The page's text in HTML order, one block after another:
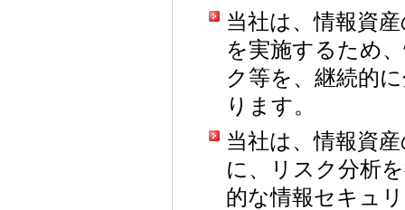
当社は、情報資
を実施するため
ク等を、継続的
ります。
当社は、情報資
に、リスク分析
的な情報セキュ